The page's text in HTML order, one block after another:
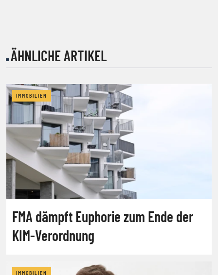
ÄHNLICHE ARTIKEL
IMMOBILIEN
FMA dämpft Euphorie zum Ende der
KIM-Verordnung
IMMOBILIEN